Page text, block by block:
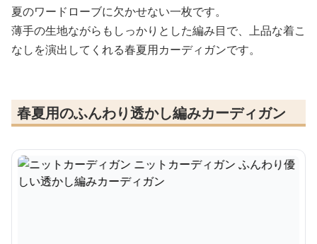
夏のワードローブに欠かせない一枚です。
薄手の生地ながらもしっかりとした編み目で、上品な着こ
なしを演出してくれる春夏用カーディガンです。
春夏用のふんわり透かし編みカーディガン